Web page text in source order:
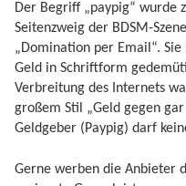
Der Begriff „paypig“ wurde
Seitenzweig der BDSM-
„Domination per Email“.
Geld in Schriftform
Verbreitung des Internets
großem Stil „Geld gegen
Geldgeber (Paypig) darf
Gerne werben die Anbieter